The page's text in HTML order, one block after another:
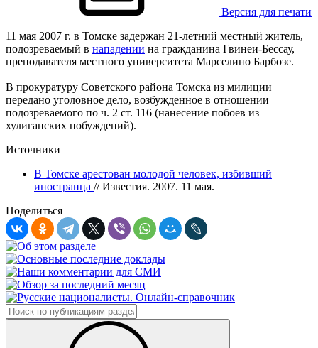
Версия для печати
11 мая 2007 г. в Томске задержан 21-летний местный житель,
подозреваемый в нападении на гражданина Гвинеи-Бессау,
преподавателя местного университета Марселино Барбозе.
В прокуратуру Советского района Томска из милиции
передано уголовное дело, возбужденное в отношении
подозреваемого по ч. 2 ст. 116 (нанесение побоев из
хулиганских побуждений).
Источники
В Томске арестован молодой человек, избивший
иностранца // Известия. 2007. 11 мая.
Поделиться